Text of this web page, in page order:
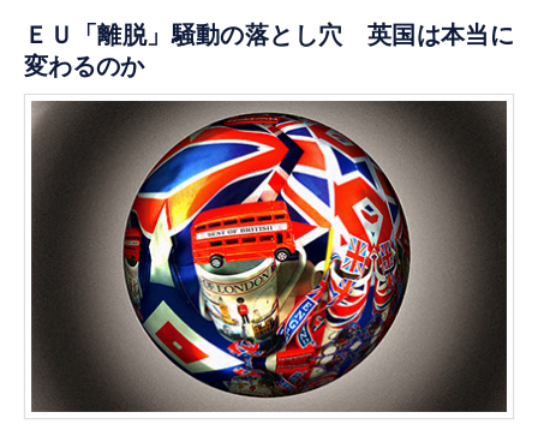
ＥＵ「離脱」騒動の落とし穴 英国は本当に
変わるのか